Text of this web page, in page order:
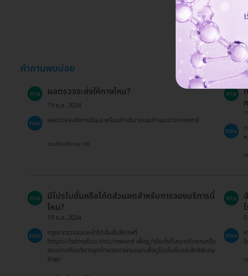
คำถามพบบ่อย
ถาม ผลตรวจจะส่งให้ทางไหน?
19 ธ.ค. 2024
ตอบ
ผลตรวจจะส่งทางอีเมล พร้อมคำอธิบายและคำแนะนำจากแพทย์
ตอบโดยทีมงาน HD
ถาม
ตอบ
ถาม
มีโปรโมชั่นหรือโค้ดส่วนลดสำหรับการจองบริการนี้
ไหม?
19 ธ.ค. 2024
ตอบ
กรุณาตรวจสอบหน้าโปรโมชั่นพิเศษที่
https://hdmall.co.th/c/reward เพื่อดูว่ามีอะไรที่เหมาะกับคุณหรือ
สอบถามทีมบริการลูกค้าของเราผ่านแชทเพื่อดูโปรโมชั่นและสิทธิพิเศษ
ล่าสุด
ถาม
ตอบ